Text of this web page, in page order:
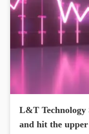
L&T
and hit the